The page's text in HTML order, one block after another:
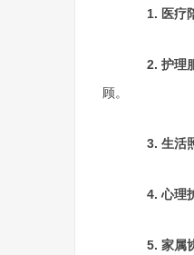
1. 医疗
2. 护理
顾。
3. 生活
4. 心理
5. 家属